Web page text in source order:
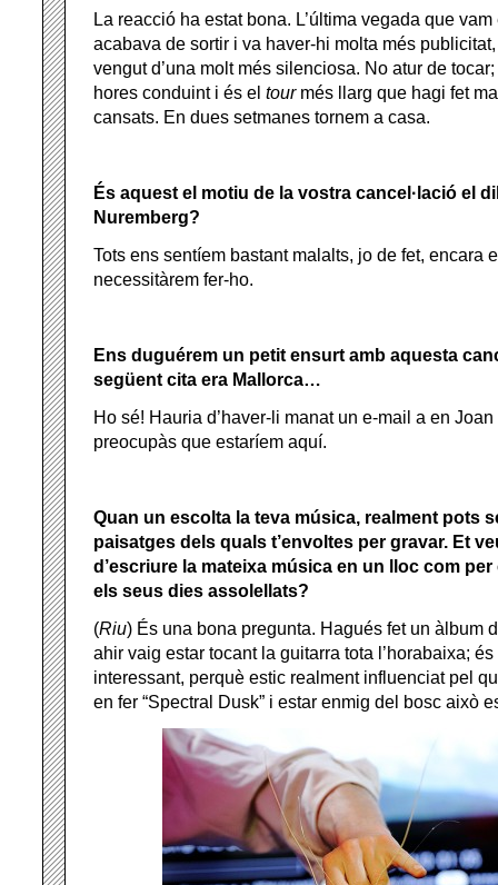
La reacció ha estat bona. L’última vegada que vam
acabava de sortir i va haver-hi molta més
vengut d’una molt més silenciosa. No atur de
hores conduint i és el tourmés llarg que hagi fet
cansats. En dues setmanes tornem a casa.
És aquest el motiu de la vostra cancel·lació el
Nuremberg?
Tots ens sentíem bastant malalts, jo de fet, encara
necessitàrem fer-ho.
Ens duguérem un petit ensurt amb aquesta
següent cita era Mallorca…
Ho sé! Hauria d’haver-li manat un e-mail a en
preocupàs que estaríem aquí.
Quan un escolta la teva música, realment pots
paisatges dels quals t’envoltes per gravar. Et
d’escriure la mateixa música en un lloc com
els seus dies assolellats?
(Riu) És una bona pregunta. Hagués fet un àlbum
ahir vaig estar tocant la guitarra tota l’horabaixa;
interessant, perquè estic realment influenciat pel
en fer “Spectral Dusk” i estar enmig del bosc això